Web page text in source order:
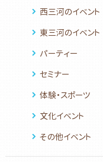
西三河のイベント
東三河のイベント
パーティー
セミナー
体験・スポーツ
文化イベント
その他イベント